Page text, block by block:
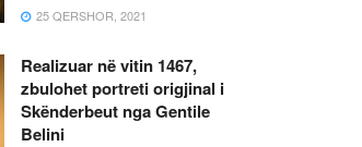
25 QERSHOR, 2021
Realizuar në vitin 1467,
zbulohet portreti origjinal i
Skënderbeut nga Gentile
Belini